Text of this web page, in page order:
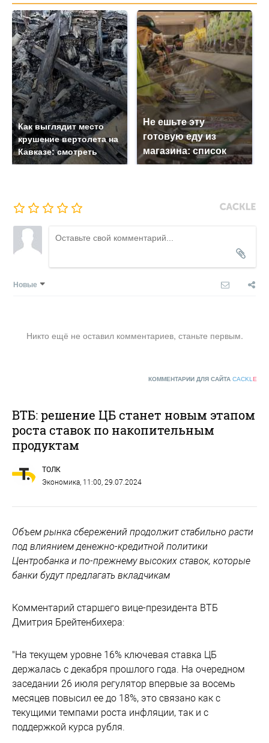
Как выглядит место
крушение вертолета на
Кавказе: смотреть
Не ешьте эту
готовую еду из
магазина: список
Новые
Никто ещё не оставил комментариев, станьте первым.
КОММЕНТАРИИ ДЛЯ САЙТА CACKL E
ВТБ: решение ЦБ станет новым этапом
роста ставок по накопительным
продуктам
ТОЛК
Экономика, 11:00, 29.07.2024
Объем рынка сбережений продолжит стабильно расти
под влиянием денежно-кредитной политики
Центробанка и по-прежнему высоких ставок, которые
банки будут предлагать вкладчикам
Комментарий старшего вице-президента ВТБ
Дмитрия Брейтенбихера:
"На текущем уровне 16% ключевая ставка ЦБ
держалась с декабря прошлого года. На очередном
заседании 26 июля регулятор впервые за восемь
месяцев повысил ее до 18%, это связано как с
текущими темпами роста инфляции, так и с
поддержкой курса рубля.